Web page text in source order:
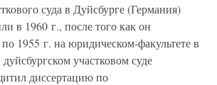
суда в Дуйсбурге (Германия)
в 1960 г., после того как он
1955 г. на юридическом-факультете в
участковом суде
диссертацию по